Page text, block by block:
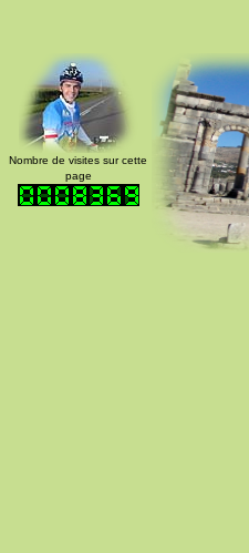
Nombre de visites sur cette
page